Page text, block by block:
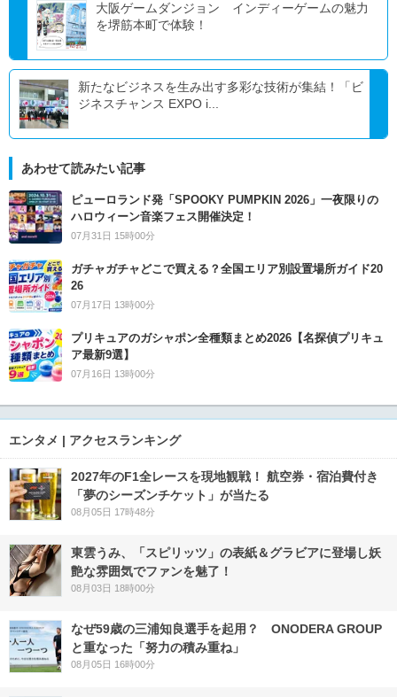
大阪ゲームダンジョン インディーゲームの魅力
を堺筋本町で体験！
新たなビジネスを生み出す多彩な技術が集結！「ビ
ジネスチャンス EXPO i...
あわせて読みたい記事
ピューロランド発「SPOOKY PUMPKIN 2026」一夜限りの
ハロウィーン音楽フェス開催決定！
07月31日 15時00分
ガチャガチャどこで買える？全国エリア別設置場所ガイド20
26
07月17日 13時00分
プリキュアのガシャポン全種類まとめ2026【名探偵プリキュ
ア最新9選】
07月16日 13時00分
エンタメ | アクセスランキング
2027年のF1全レースを現地観戦！ 航空券・宿泊費付き
「夢のシーズンチケット」が当たる
08月05日 17時48分
東雲うみ、「スピリッツ」の表紙＆グラビアに登場し妖
艶な雰囲気でファンを魅了！
08月03日 18時00分
なぜ59歳の三浦知良選手を起用？ ONODERA GROUP
と重なった「努力の積み重ね」
08月05日 16時00分